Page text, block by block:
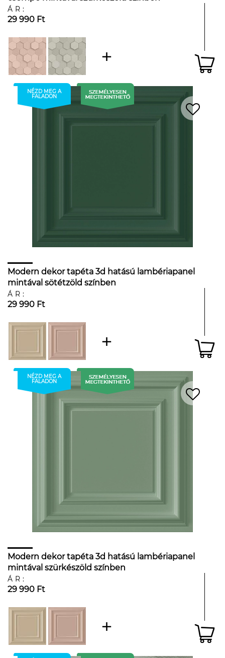
ÁR:
29 990 Ft
NÉZD MEG A
FALADON
Modern dekor tapéta 3d hatású lambériapanel
mintával sötétzöld színben
ÁR:
29 990 Ft
NÉZD MEG A
FALADON
Modern dekor tapéta 3d hatású lambériapanel
mintával szürkészöld színben
ÁR:
29 990 Ft